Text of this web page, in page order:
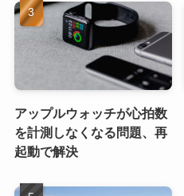
アップルウォッチが心拍数
を計測しなくなる問題、再
起動で解決